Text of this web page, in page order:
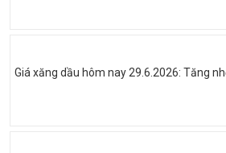
Giá xăng dầu hôm nay 29.6.2026: Tăng